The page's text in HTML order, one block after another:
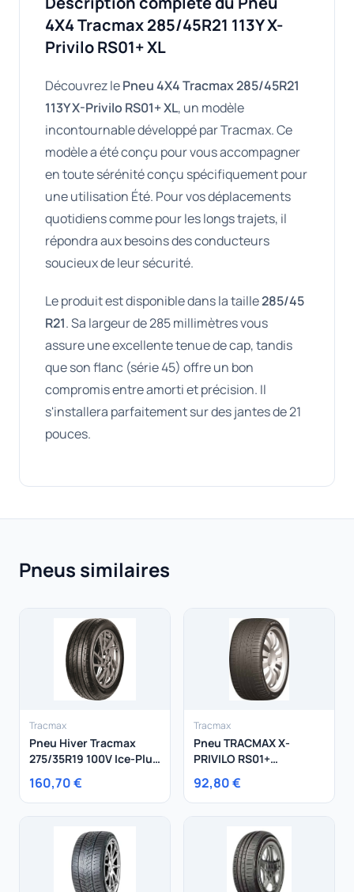
4X4 Tracmax 285/45R21 113Y X-
Privilo RS01+ XL
Découvrez lePneu 4X4 Tracmax 285/45R21
113Y X-Privilo RS01+ XL, un modèle
incontournable développé par Tracmax. Ce
modèle a été conçu pour vous accompagner
en toute sérénité conçu spécifiquement pour
une utilisation Été. Pour vos déplacements
quotidiens comme pour les longs trajets, il
répondra aux besoins des conducteurs
soucieux de leur sécurité.
Le produit est disponible dans la taille285/45
R21. Sa largeur de 285 millimètres vous
assure une excellente tenue de cap, tandis
que son flanc (série 45) offre un bon
compromis entre amorti et précision. Il
s'installera parfaitement sur des jantes de 21
pouces.
Pneus similaires
Tracmax
Pneu Hiver Tracmax
275/35R19 100V Ice-Plus
S210 XL
160,70 €
Tracmax
Pneu TRACMAX X-
PRIVILO RS01+
245/35R21 96Y
92,80 €